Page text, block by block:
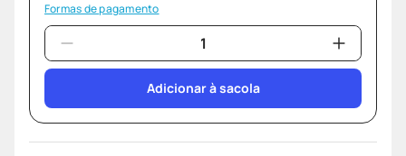
Formas de pagamento
Adicionar à sacola